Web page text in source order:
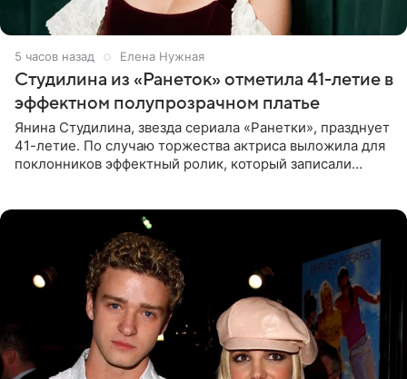
5 часов назад Елена Нужная
Студилина из «Ранеток» отметила 41-летие в
эффектном полупрозрачном платье
Янина Студилина, звезда сериала «Ранетки», празднует
41-летие. По случаю торжества актриса выложила для
поклонников эффектный ролик, который записали